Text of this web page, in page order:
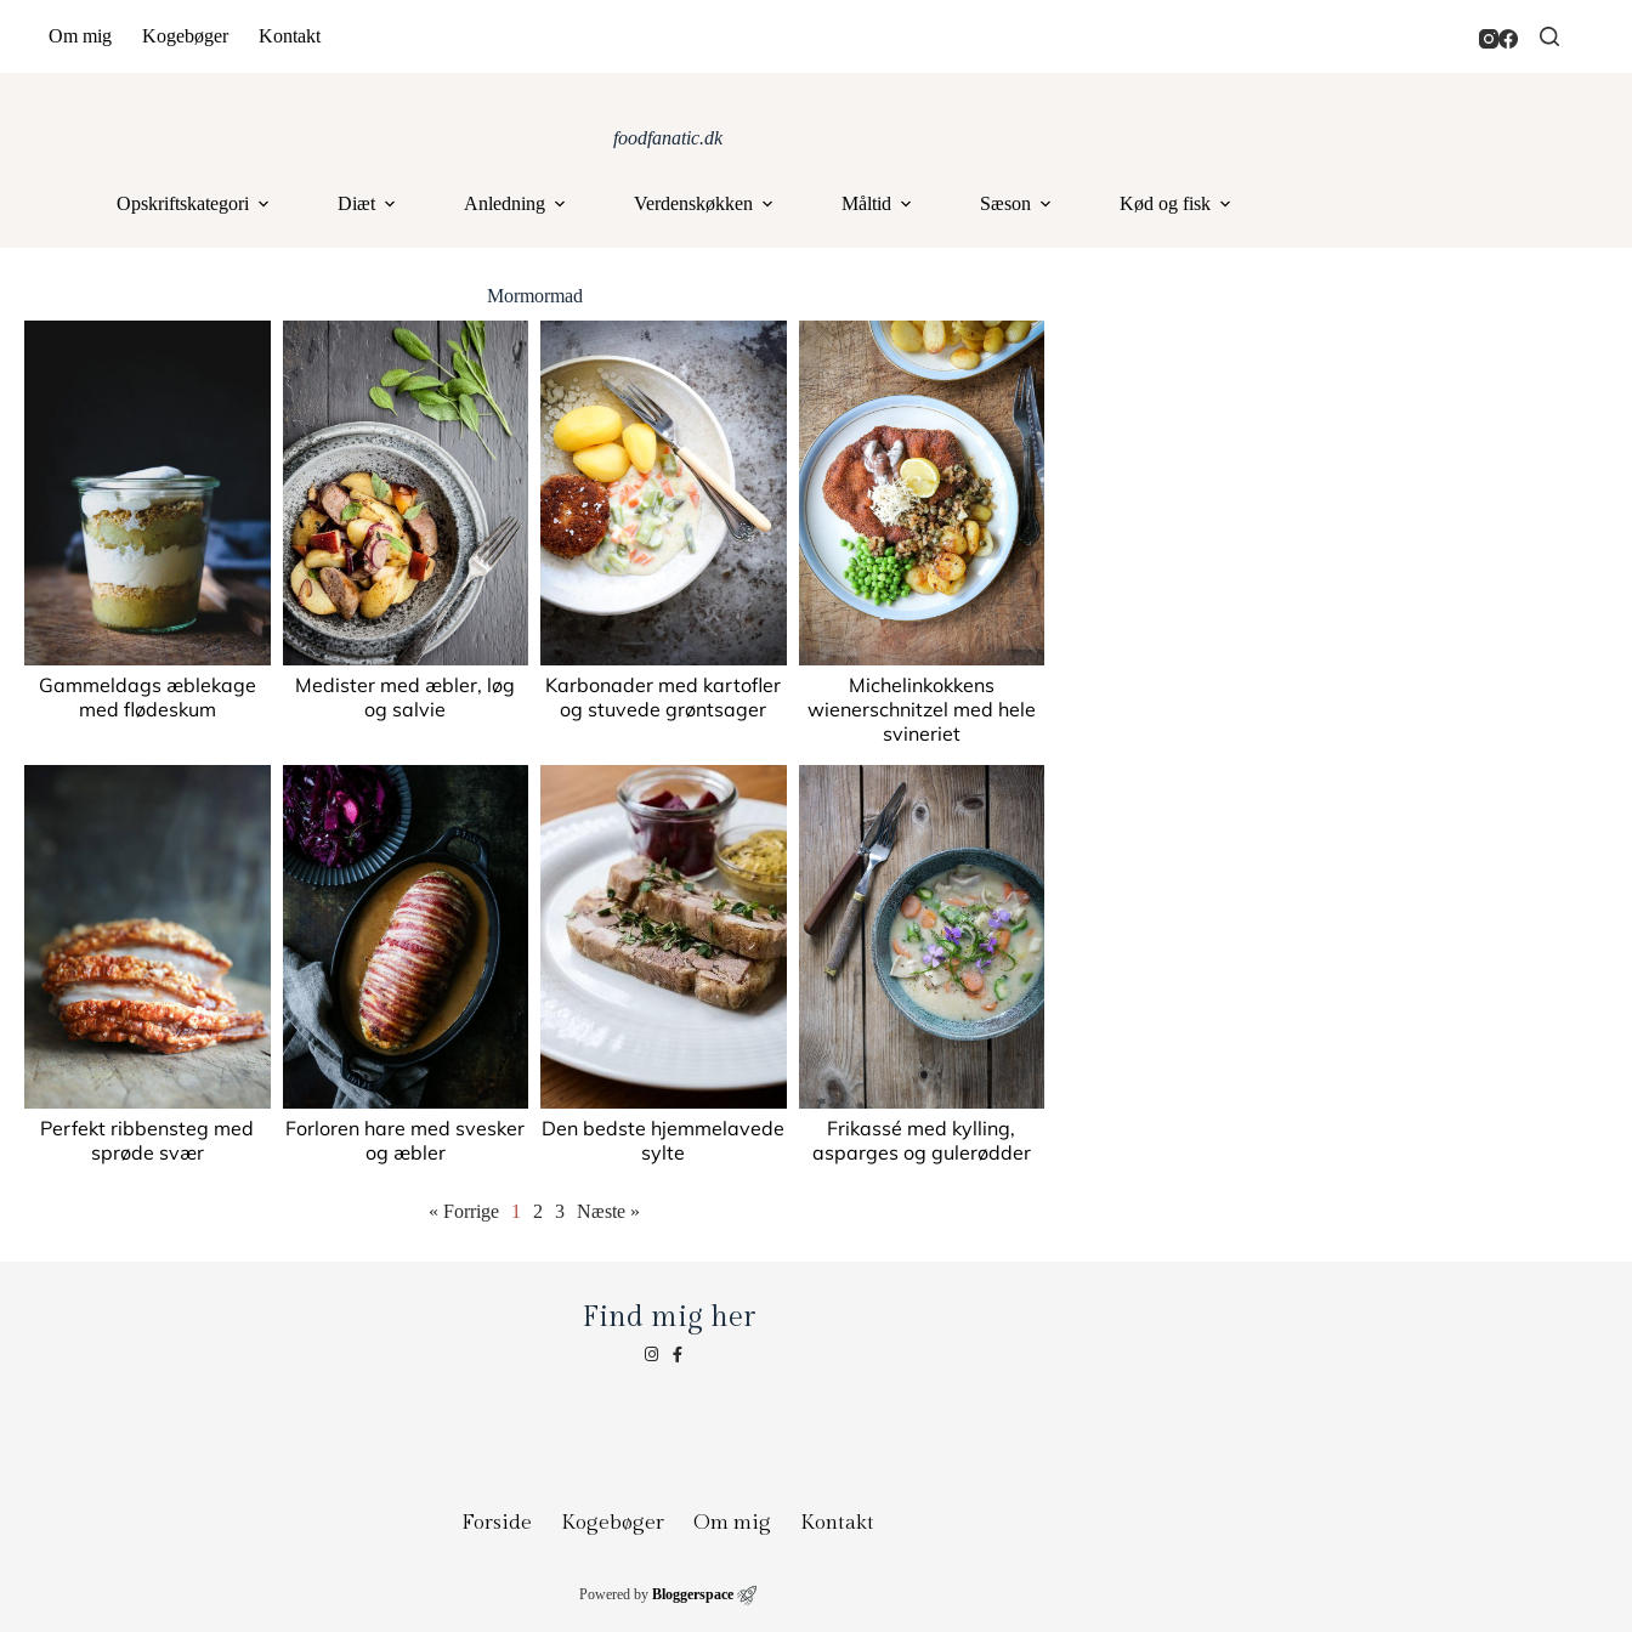
Om mig Kogebøger Kontakt
foodfanatic.dk
Opskriftskategori Diæt Anledning Verdenskøkken Måltid Sæson Kød og fisk
Mormormad
Gammeldags æblekage
med flødeskum
Medister med æbler, løg
og salvie
Karbonader med kartofler
og stuvede grøntsager
Michelinkokkens
wienerschnitzel med hele
svineriet
Perfekt ribbensteg med
sprøde svær
Forloren hare med svesker
og æbler
Den bedste hjemmelavede
sylte
Frikassé med kylling,
asparges og gulerødder
« Forrige 1 2 3 Næste »
Find mig her
Forside Kogebøger Om mig Kontakt
Powered by Bloggerspace